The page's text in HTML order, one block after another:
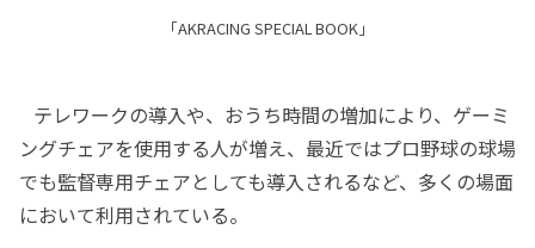
「AKRACING SPECIAL BOOK」
テレワークの導入や、おうち時間の増加により、ゲーミ
ングチェアを使用する人が増え、最近ではプロ野球の球場
でも監督専用チェアとしても導入されるなど、多くの場面
において利用されている。